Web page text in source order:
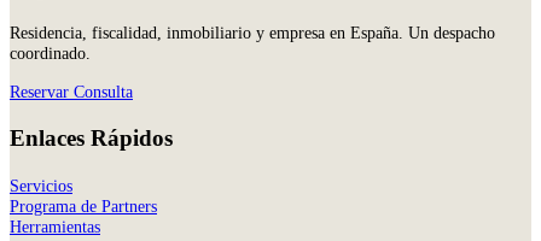
Residencia, fiscalidad, inmobiliario y empresa en España. Un despacho
coordinado.
Reservar Consulta
Enlaces Rápidos
Servicios
Programa de Partners
Herramientas